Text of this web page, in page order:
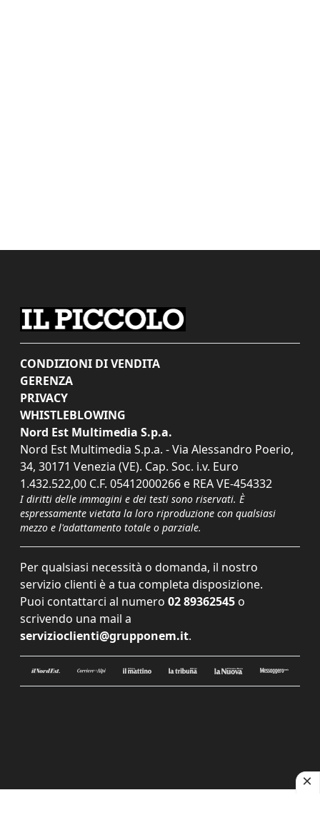
CONDIZIONI DI VENDITA
GERENZA
PRIVACY
WHISTLEBLOWING
Nord Est Multimedia S.p.a.
Nord Est Multimedia S.p.a. - Via Alessandro Poerio,
34, 30171 Venezia (VE). Cap. Soc. i.v. Euro
1.432.522,00 C.F. 05412000266 e REA VE-454332
I diritti delle immagini e dei testi sono riservati. È
espressamente vietata la loro riproduzione con qualsiasi
mezzo e l'adattamento totale o parziale.
Per qualsiasi necessità o domanda, il nostro
servizio clienti è a tua completa disposizione.
Puoi contattarci al numero 02 89362545 o
scrivendo una mail a
servizioclienti@grupponem.it.